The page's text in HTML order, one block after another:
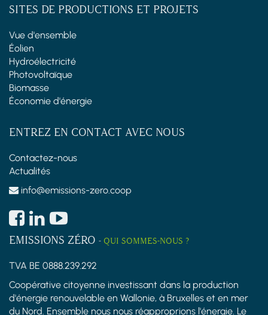
SITES DE PRODUCTIONS ET PROJETS
Vue d'ensemble
Éolien
Hydroélectricité
Photovoltaïque
Biomasse
Économie d'énergie
ENTREZ EN CONTACT AVEC NOUS
Contactez-nous
Actualités
info@emissions-zero.coop
EMISSIONS ZÉRO - QUI SOMMES-NOUS ?
TVA BE 0888.239.292
Coopérative citoyenne investissant dans la production
d'énergie renouvelable en Wallonie, à Bruxelles et en mer
du Nord. Ensemble nous nous réapproprions l'énergie. Le